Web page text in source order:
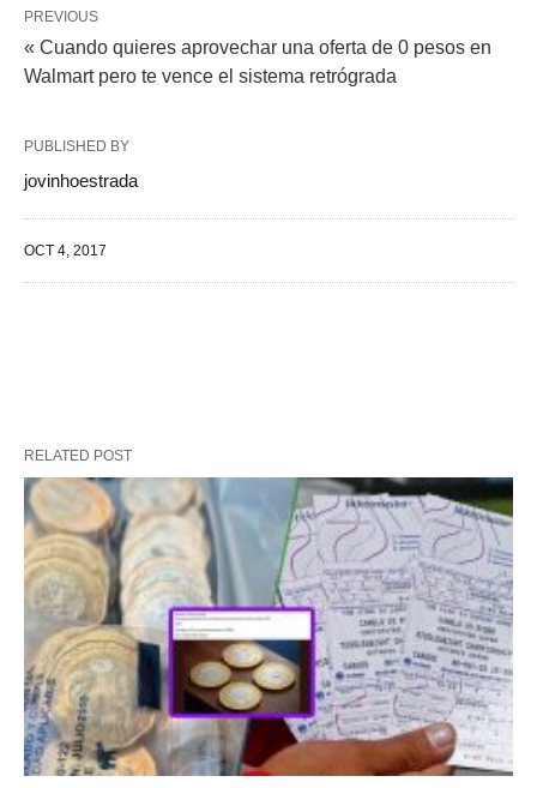
PREVIOUS
« Cuando quieres aprovechar una oferta de 0 pesos en
Walmart pero te vence el sistema retrógrada
PUBLISHED BY
jovinhoestrada
OCT 4, 2017
RELATED POST